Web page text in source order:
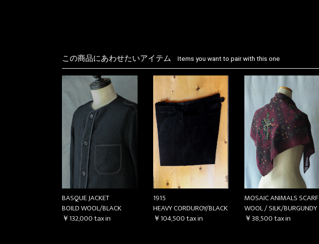
この商品にあわせたいアイテム Items you want to pair with this one
BASQUE JACKET
BOILD WOOL/BLACK
￥132,000tax in
1915
HEAVY CORDUROY/BLACK
￥104,500tax in
MOSAIC ANIMALS SCARF
WOOL / SILK/BURGUNDY
￥38,500tax in